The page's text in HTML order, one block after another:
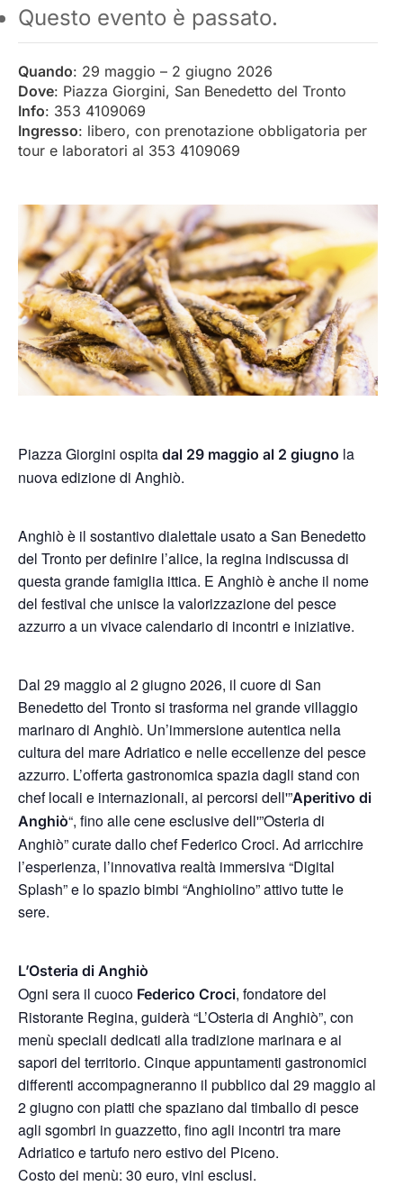
Questo evento è passato.
Quando: 29 maggio – 2 giugno 2026
Dove: Piazza Giorgini, San Benedetto del Tronto
Info: 353 4109069
Ingresso: libero, con prenotazione obbligatoria per
tour e laboratori al 353 4109069
Piazza Giorgini ospita dal 29 maggio al 2 giugno la
nuova edizione di Anghiò.
Anghiò è il sostantivo dialettale usato a San Benedetto
del Tronto per definire l’alice, la regina indiscussa di
questa grande famiglia ittica. E Anghiò è anche il nome
del festival che unisce la valorizzazione del pesce
azzurro a un vivace calendario di incontri e iniziative.
Dal 29 maggio al 2 giugno 2026, il cuore di San
Benedetto del Tronto si trasforma nel grande villaggio
marinaro di Anghiò. Un’immersione autentica nella
cultura del mare Adriatico e nelle eccellenze del pesce
azzurro. L’offerta gastronomica spazia dagli stand con
chef locali e internazionali, ai percorsi dell'”Aperitivo di
Anghiò“, fino alle cene esclusive dell'”Osteria di
Anghiò” curate dallo chef Federico Croci. Ad arricchire
l’esperienza, l’innovativa realtà immersiva “Digital
Splash” e lo spazio bimbi “Anghiolino” attivo tutte le
sere.
L’Osteria di Anghiò
Ogni sera il cuoco Federico Croci, fondatore del
Ristorante Regina, guiderà “L’Osteria di Anghiò”, con
menù speciali dedicati alla tradizione marinara e ai
sapori del territorio. Cinque appuntamenti gastronomici
differenti accompagneranno il pubblico dal 29 maggio al
2 giugno con piatti che spaziano dal timballo di pesce
agli sgombri in guazzetto, fino agli incontri tra mare
Adriatico e tartufo nero estivo del Piceno.
Costo dei menù: 30 euro, vini esclusi.